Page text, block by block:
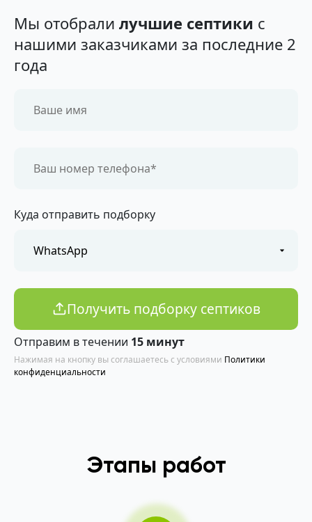
Мы отобрали лучшие септики с
нашими заказчиками за последние 2
года
Куда отправить подборку
Получить подборку септиков
Отправим в течении 15 минут
Нажимая на кнопку вы соглашаетесь с условиями Политики
конфиденциальности
Этапы работ